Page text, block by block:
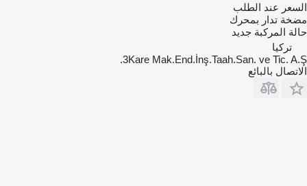
السعر عند الطلب
مضخة تدار بمحرك
حالة المركبة جديد
تركيا
3Kare Mak.End.İnş.Taah.San. ve Tic. A.Ş.
الاتصال بالبائع